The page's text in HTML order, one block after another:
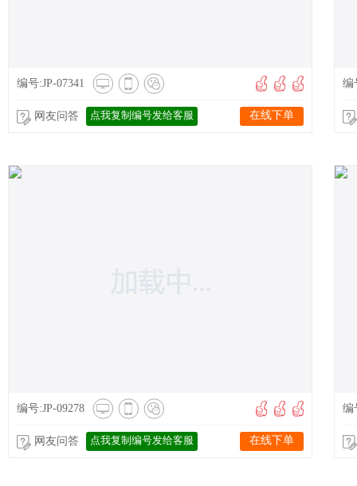
编号:JP-07341
网友问答 点我复制编号发给客服 在线下单
编
编号:JP-09278
网友问答 点我复制编号发给客服 在线下单
编